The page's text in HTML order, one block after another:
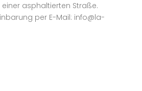
asphaltierten Straße.
per E-Mail: info@la-